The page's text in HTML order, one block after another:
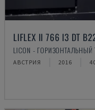
LIFLEX II 766 I3 DT
LICON -
АВСТРИЯ 2016